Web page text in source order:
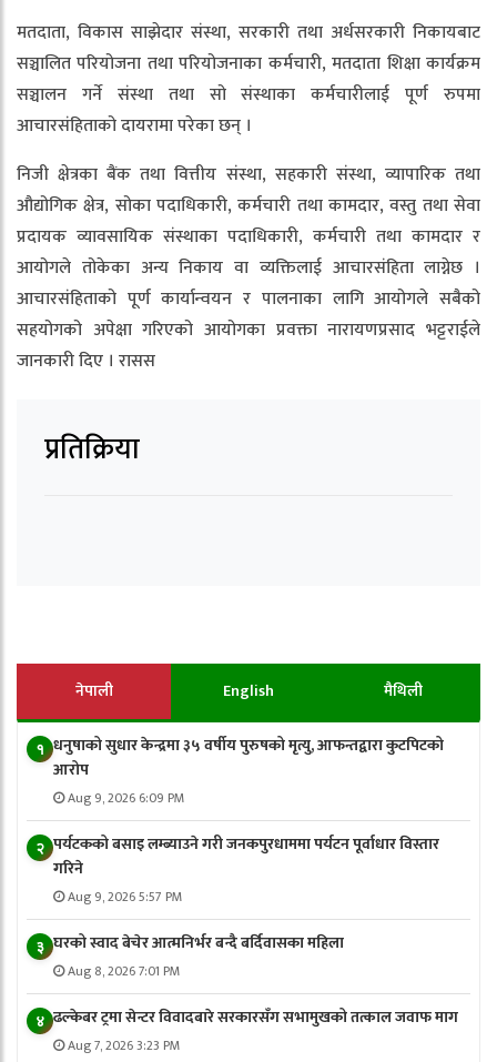
मतदाता, विकास साझेदार संस्था, सरकारी तथा अर्धसरकारी निकायबाट
सञ्चालित परियोजना तथा परियोजनाका कर्मचारी, मतदाता शिक्षा कार्यक्रम
सञ्चालन गर्ने संस्था तथा सो संस्थाका कर्मचारीलाई पूर्ण रुपमा
आचारसंहिताको दायरामा परेका छन् ।
निजी क्षेत्रका बैंक तथा वित्तीय संस्था, सहकारी संस्था, व्यापारिक तथा
औद्योगिक क्षेत्र, सोका पदाधिकारी, कर्मचारी तथा कामदार, वस्तु तथा सेवा
प्रदायक व्यावसायिक संस्थाका पदाधिकारी, कर्मचारी तथा कामदार र
आयोगले तोकेका अन्य निकाय वा व्यक्तिलाई आचारसंहिता लाग्नेछ ।
आचारसंहिताको पूर्ण कार्यान्वयन र पालनाका लागि आयोगले सबैको
सहयोगको अपेक्षा गरिएको आयोगका प्रवक्ता नारायणप्रसाद भट्टराईले
जानकारी दिए । रासस
प्रतिक्रिया
नेपाली English मैथिली
१ धनुषाको सुधार केन्द्रमा ३५ वर्षीय पुरुषको मृत्यु, आफन्तद्वारा कुटपिटको
आरोप
Aug 9, 2026 6:09 PM
२ पर्यटकको बसाइ लम्ब्याउने गरी जनकपुरधाममा पर्यटन पूर्वाधार विस्तार
गरिने
Aug 9, 2026 5:57 PM
३ घरको स्वाद बेचेर आत्मनिर्भर बन्दै बर्दिवासका महिला
Aug 8, 2026 7:01 PM
४ ढल्केबर ट्रमा सेन्टर विवादबारे सरकारसँग सभामुखको तत्काल जवाफ माग
Aug 7, 2026 3:23 PM